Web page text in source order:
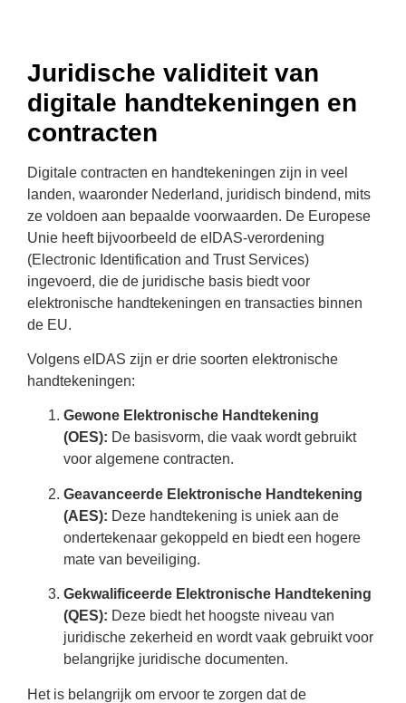
Juridische validiteit van
digitale handtekeningen en
contracten
Digitale contracten en handtekeningen zijn in veel
landen, waaronder Nederland, juridisch bindend, mits
ze voldoen aan bepaalde voorwaarden. De Europese
Unie heeft bijvoorbeeld de eIDAS-verordening
(Electronic Identification and Trust Services)
ingevoerd, die de juridische basis biedt voor
elektronische handtekeningen en transacties binnen
de EU.
Volgens eIDAS zijn er drie soorten elektronische
handtekeningen:
Gewone Elektronische Handtekening
(OES): De basisvorm, die vaak wordt gebruikt
voor algemene contracten.
Geavanceerde Elektronische Handtekening
(AES): Deze handtekening is uniek aan de
ondertekenaar gekoppeld en biedt een hogere
mate van beveiliging.
Gekwalificeerde Elektronische Handtekening
(QES): Deze biedt het hoogste niveau van
juridische zekerheid en wordt vaak gebruikt voor
belangrijke juridische documenten.
Het is belangrijk om ervoor te zorgen dat de